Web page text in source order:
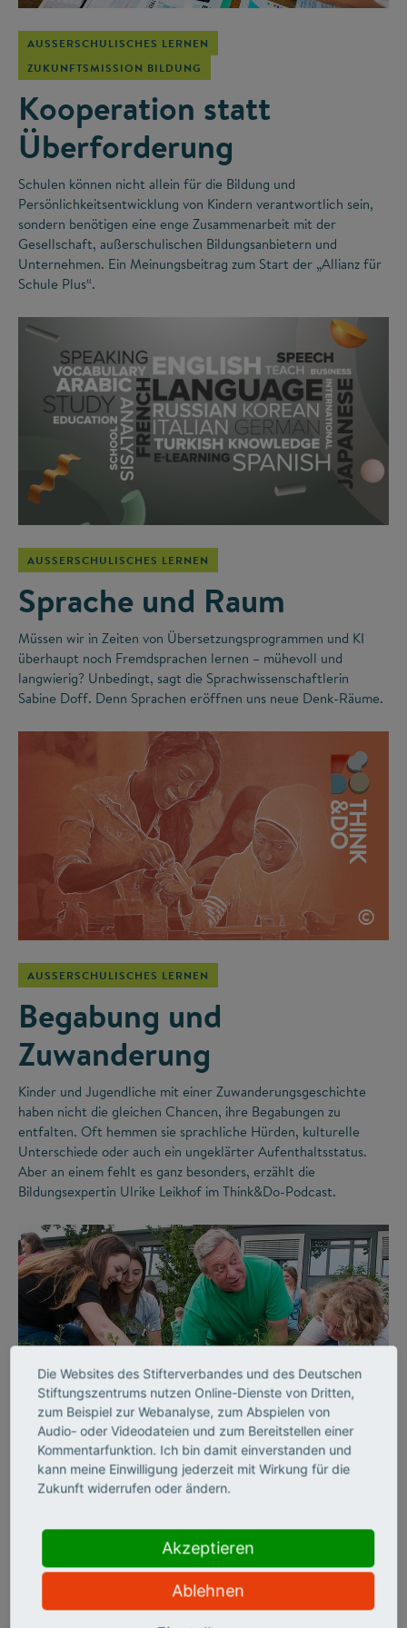
AUSSERSCHULISCHES LERNEN
ZUKUNFTSMISSION BILDUNG
Kooperation statt
Überforderung
Schulen können nicht allein für die Bildung und
Persönlichkeitsentwicklung von Kindern verantwortlich sein,
sondern benötigen eine enge Zusammenarbeit mit der
Gesellschaft, außerschulischen Bildungsanbietern und
Unternehmen. Ein Meinungsbeitrag zum Start der „Allianz für
Schule Plus“.
AUSSERSCHULISCHES LERNEN
Sprache und Raum
Müssen wir in Zeiten von Übersetzungsprogrammen und KI
überhaupt noch Fremdsprachen lernen – mühevoll und
langwierig? Unbedingt, sagt die Sprachwissenschaftlerin
Sabine Doff. Denn Sprachen eröffnen uns neue Denk-Räume.
©
AUSSERSCHULISCHES LERNEN
Begabung und
Zuwanderung
Kinder und Jugendliche mit einer Zuwanderungsgeschichte
haben nicht die gleichen Chancen, ihre Begabungen zu
entfalten. Oft hemmen sie sprachliche Hürden, kulturelle
Unterschiede oder auch ein ungeklärter Aufenthaltsstatus.
Aber an einem fehlt es ganz besonders, erzählt die
Bildungsexpertin Ulrike Leikhof im Think&Do-Podcast.
AUSSERSCHULISCHES LERNEN
nicht nur Wissen
vermitteln, sondern auch
Die Websites des Stifterverbandes und des Deutschen
Stiftungszentrums nutzen Online-Dienste von Dritten,
zum Beispiel zur Webanalyse, zum Abspielen von
Audio- oder Videodateien und zum Bereitstellen einer
Kommentarfunktion. Ich bin damit einverstanden und
kann meine Einwilligung jederzeit mit Wirkung für die
Zukunft widerrufen oder ändern.
Akzeptieren
Ablehnen